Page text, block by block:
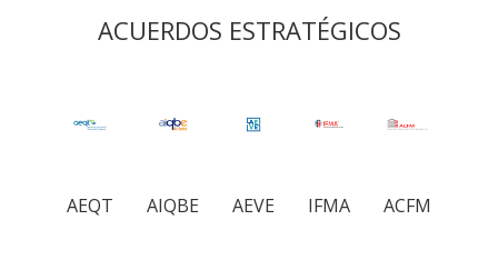
ACUERDOS ESTRATÉGICOS
AEQT AIQBE AEVE IFMA ACFM